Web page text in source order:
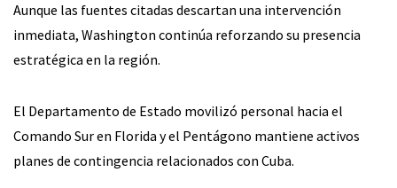
Aunque las fuentes citadas descartan una intervención
inmediata, Washington continúa reforzando su presencia
estratégica en la región.
El Departamento de Estado movilizó personal hacia el
Comando Sur en Florida y el Pentágono mantiene activos
planes de contingencia relacionados con Cuba.